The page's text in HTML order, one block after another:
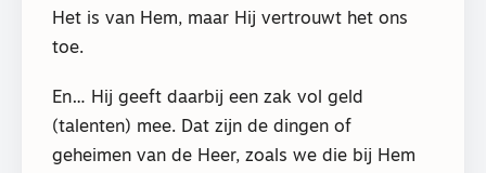
Het is van Hem, maar Hij vertrouwt het ons
toe.
En… Hij geeft daarbij een zak vol geld
(talenten) mee. Dat zijn de dingen of
geheimen van de Heer, zoals we die bij Hem